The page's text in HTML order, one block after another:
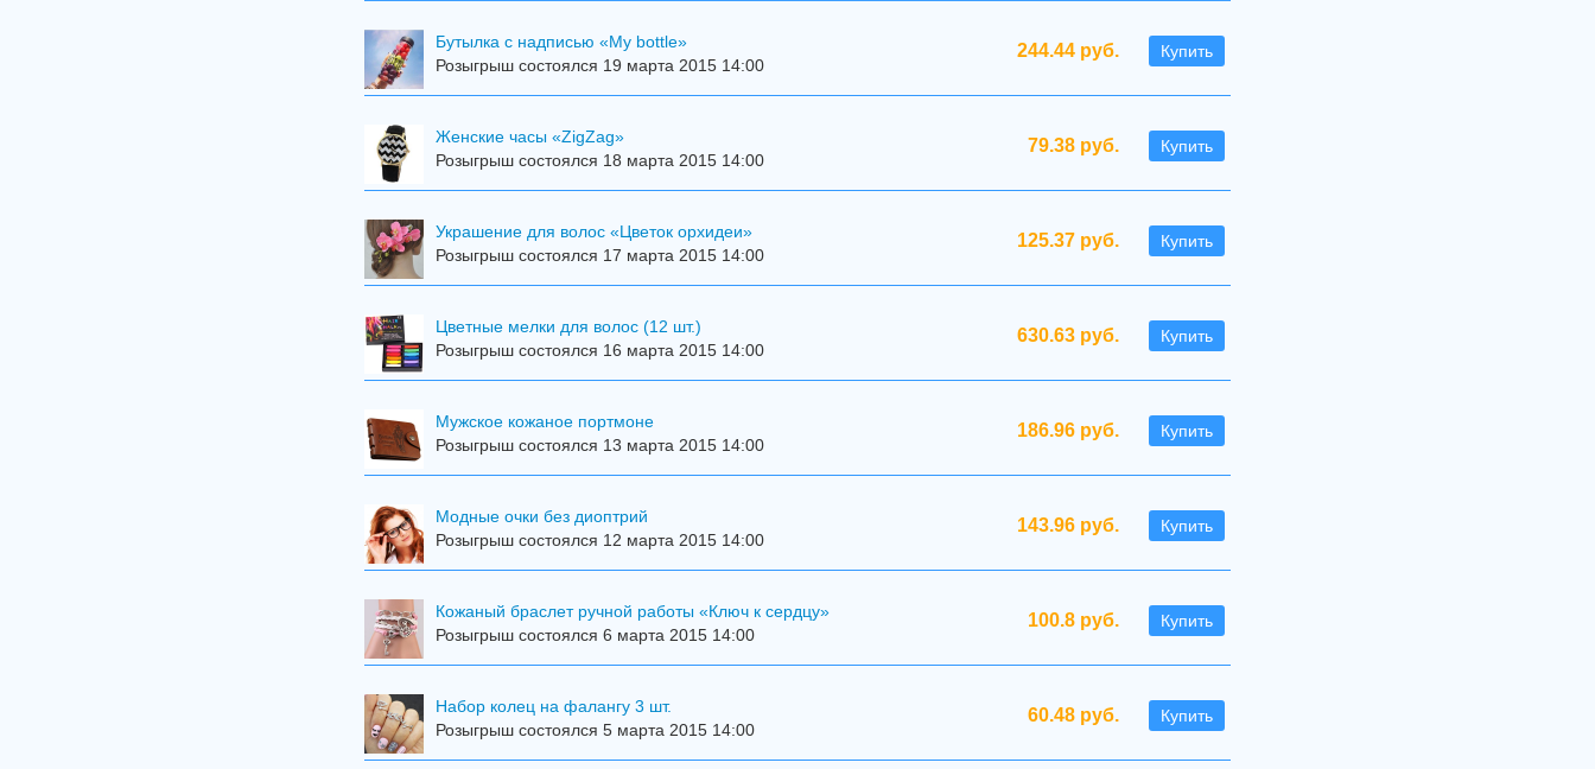
244.44 руб. Купить
Бутылка с надписью «My bottle»
Розыгрыш состоялся 19 марта 2015 14:00
79.38 руб. Купить
Женские часы «ZigZag»
Розыгрыш состоялся 18 марта 2015 14:00
125.37 руб. Купить
Украшение для волос «Цветок орхидеи»
Розыгрыш состоялся 17 марта 2015 14:00
630.63 руб. Купить
Цветные мелки для волос (12 шт.)
Розыгрыш состоялся 16 марта 2015 14:00
186.96 руб. Купить
Мужское кожаное портмоне
Розыгрыш состоялся 13 марта 2015 14:00
143.96 руб. Купить
Модные очки без диоптрий
Розыгрыш состоялся 12 марта 2015 14:00
100.8 руб. Купить
Кожаный браслет ручной работы «Ключ к сердцу»
Розыгрыш состоялся 6 марта 2015 14:00
60.48 руб. Купить
Набор колец на фалангу 3 шт.
Розыгрыш состоялся 5 марта 2015 14:00